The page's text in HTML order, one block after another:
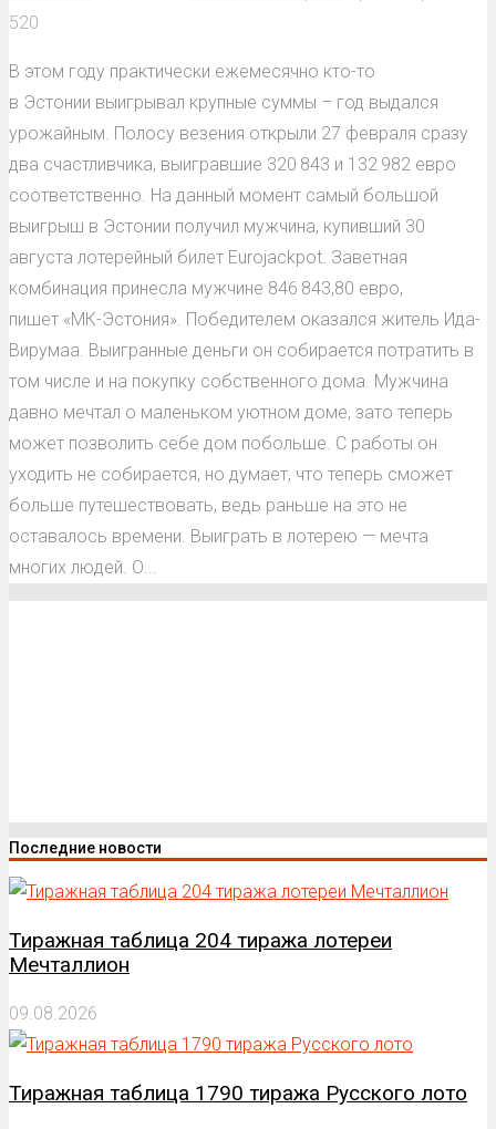
520
В этом году практически ежемесячно кто-то
в Эстонии выигрывал крупные суммы – год выдался
урожайным. Полосу везения открыли 27 февраля сразу
два счастливчика, выигравшие 320 843 и 132 982 евро
соответственно. На данный момент самый большой
выигрыш в Эстонии получил мужчина, купивший 30
августа лотерейный билет Eurojackpot. Заветная
комбинация принесла мужчине 846 843,80 евро,
пишет «МК-Эстония». Победителем оказался житель Ида-
Вирумаа. Выигранные деньги он собирается потратить в
том числе и на покупку собственного дома. Мужчина
давно мечтал о маленьком уютном доме, зато теперь
может позволить себе дом побольше. С работы он
уходить не собирается, но думает, что теперь сможет
больше путешествовать, ведь раньше на это не
оставалось времени. Выиграть в лотерею — мечта
многих людей. О...
Последние новости
Тиражная таблица 204 тиража лотереи
Мечталлион
09.08.2026
Тиражная таблица 1790 тиража Русского лото